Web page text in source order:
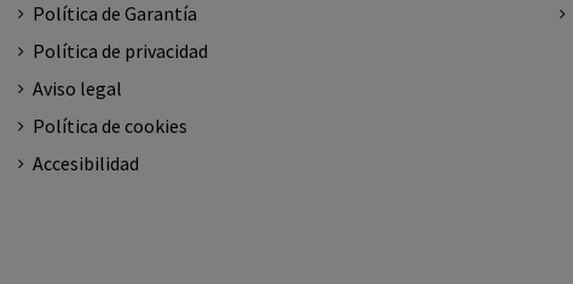
Política de Garantía
Política de privacidad
Aviso legal
Política de cookies
Accesibilidad